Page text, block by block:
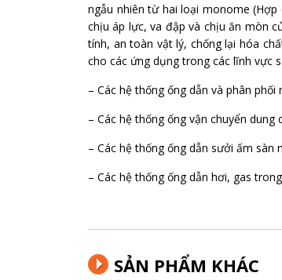
ngẫu nhiên từ hai loại monome
chịu áp lực, va đập và chịu ăn mòn
tính, an toàn vật lý, chống lại hóa
cho các ứng dụng trong các lĩnh vực
– Các hệ thống ống dẫn và phân
– Các hệ thống ống vận chuyển
– Các hệ thống ống dẫn sưởi ấm sàn
– Các hệ thống ống dẫn hơi, gas
SẢN PHẨM KHÁC